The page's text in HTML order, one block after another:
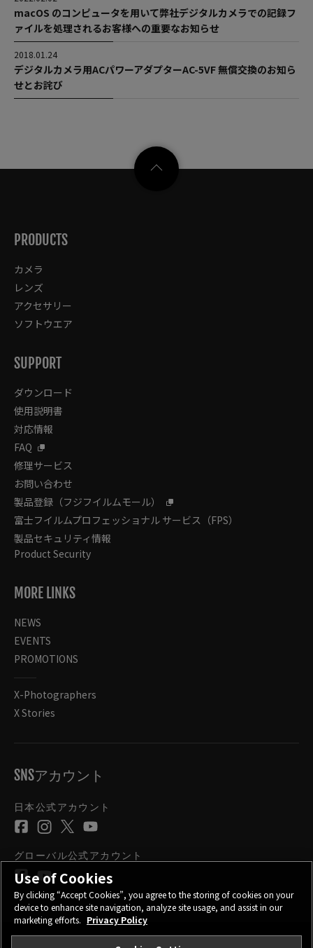
macOS のコンピュータを用いて弊社デジタルカメラでの記録フ
ァイルを処理されるお客様への重要なお知らせ
2018.01.24
デジタルカメラ用ACパワーアダプターAC-5VF 無償交換のお知ら
せとお詫び
PRODUCTS
カメラ
レンズ
アクセサリー
ソフトウエア
SUPPORT
ダウンロード
使用説明書
対応情報
FAQ
修理サービス
お問い合わせ
製品登録（フジフイルムモール）
富士フイルムプロフェッショナル サービス（FPS）
製品セキュリティ情報
Product Security
MORE LINKS
NEWS
EVENTS
PROMOTIONS
X-Photographers
X Stories
SNSアカウント
日本公式アカウント
グローバル公式アカウント
Use of Cookies
By clicking “Accept Cookies”, you agree to the storing of cookies on your
device to enhance site navigation, analyze site usage, and assist in our
marketing efforts. Privacy Policy